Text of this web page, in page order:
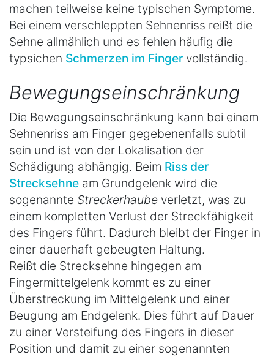
machen teilweise keine typischen Symptome.
Bei einem verschleppten Sehnenriss reißt die
Sehne allmählich und es fehlen häufig die
typsichen Schmerzen im Finger vollständig.
Bewegungseinschränkung
Die Bewegungseinschränkung kann bei einem
Sehnenriss am Finger gegebenenfalls subtil
sein und ist von der Lokalisation der
Schädigung abhängig. Beim Riss der
Strecksehne am Grundgelenk wird die
sogenannte Streckerhaube verletzt, was zu
einem kompletten Verlust der Streckfähigkeit
des Fingers führt. Dadurch bleibt der Finger in
einer dauerhaft gebeugten Haltung.
Reißt die Strecksehne hingegen am
Fingermittelgelenk kommt es zu einer
Überstreckung im Mittelgelenk und einer
Beugung am Endgelenk. Dies führt auf Dauer
zu einer Versteifung des Fingers in dieser
Position und damit zu einer sogenannten